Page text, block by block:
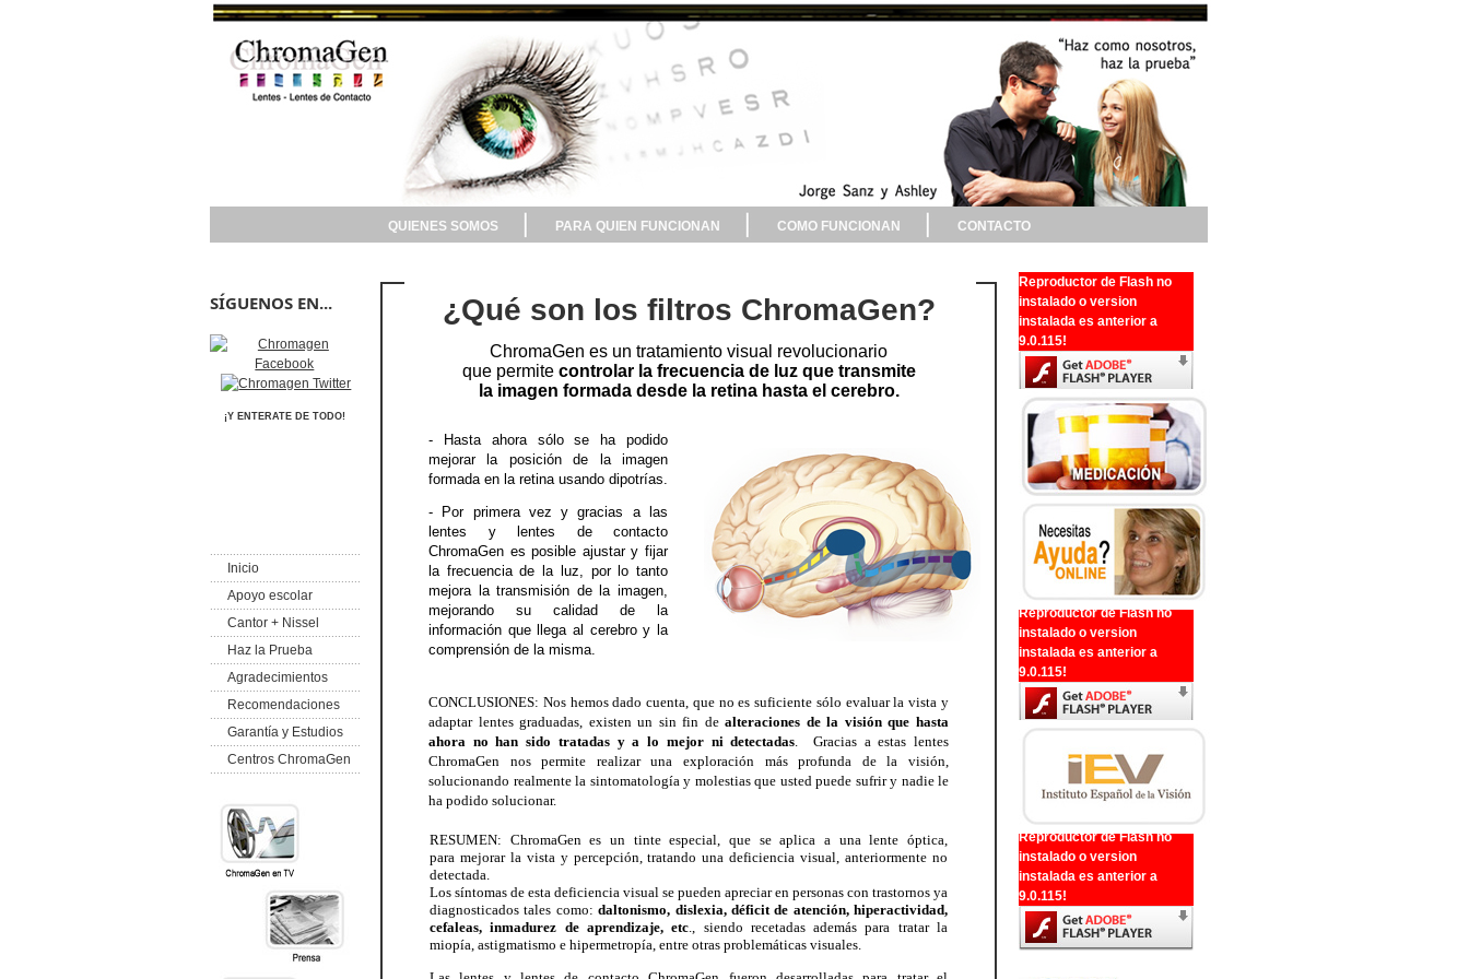
QUIENES SOMOS PARA QUIEN FUNCIONAN COMO FUNCIONAN CONTACTO
¿Qué son los filtros ChromaGen?
ChromaGen es un tratamiento visual revolucionario
que permite controlar a frecuencia de luz que transmite
la imagen formada desde la retina hasta el cerebro.
- Hasta ahora sólo se ha podido
mejorar la posición de la imagen
formada en la retina usando dipotrías.
- Por primera vez y gracias a las
lentes y lentes de contacto
ChromaGen es posible ajustar y fijar
la frecuencia de la luz, por lo tanto
mejora la transmisión de la imagen,
mejorando su calidad de la
información que llega al cerebro y la
comprensión de la misma.
CONCLUSIONES: Nos hemos dado cuenta, que no es suficiente sólo evaluar la vista y
adaptar lentes graduadas, existen un sin fin dealteraciones de la visión que hasta
ahora no han sido tratadas y a lo mejor ni detectadas. Gracias a estas lentes
ChromaGen nos permite realizar una exploración más profunda de la visión,
solucionando realmente la sintomatología y molestias que usted puede sufrir y nadie le
ha podido solucionar.
RESUMEN: ChromaGen es un tinte especial, que se aplica a una lente óptica,
para mejorar la vista y percepción, tratando una deficiencia visual, anteriormente no
detectada.
Los síntomas de esta deficiencia visual se pueden apreciar en personas con trastornos ya
diagnosticados tales como:daltonismo, dislexia, déficit de atención, hiperactividad,
cefaleas, inmadurez de aprendizaje, etc., siendo recetadas además para tratar la
miopía, astigmatismo e hipermetropía, entre otras problemáticas visuales.
SÍGUENOS EN...
¡Y ENTERATE DE TODO!
Inicio
Apoyo escolar
Cantor + Nissel
Haz la Prueba
Agradecimientos
Recomendaciones
Garantía y Estudios
Centros ChromaGen
Reproductor de Flash no
instalado o version
instalada es anterior a
9.0.115!
Reproductor de Flash no
instalado o version
instalada es anterior a
9.0.115!
Reproductor de Flash no
instalado o version
instalada es anterior a
9.0.115!